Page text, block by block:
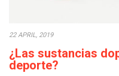
22 APRIL, 2019
¿Las sustancias
deporte?